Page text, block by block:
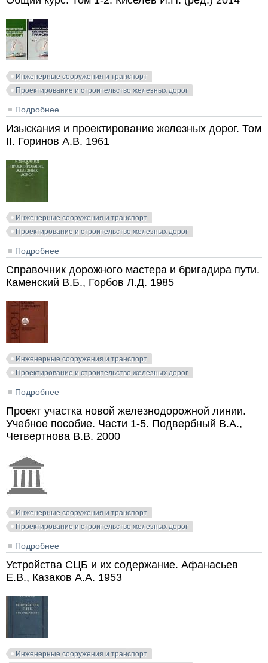
Инженерные сооружения и транспорт
Проектирование и строительство железных дорог
Подробнее
Изыскания и проектирование железных дорог. Том
II. Горинов А.В. 1961
Инженерные сооружения и транспорт
Проектирование и строительство железных дорог
Подробнее
Справочник дорожного мастера и бригадира пути.
Каменский В.Б., Горбов Л.Д. 1985
Инженерные сооружения и транспорт
Проектирование и строительство железных дорог
Подробнее
Каменский В.Б., Горбов Л.Д. 1985
Проект участка новой железнодорожной линии.
Учебное пособие. Части 1-5. Подвербный В.А.,
Четвертнова В.В. 2000
Инженерные сооружения и транспорт
Проектирование и строительство железных дорог
Подробнее
Четвертнова В.В. 2000
Устройства СЦБ и их содержание. Афанасьев
Е.В., Казаков А.А. 1953
Инженерные сооружения и транспорт